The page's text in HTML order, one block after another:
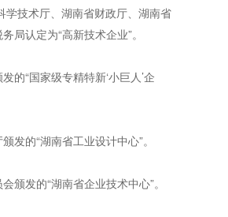
科学技术厅、湖南省财政厅、湖南省
定为“高新技术企业”。
的“国家级专精特新‘小巨人’企
发的“湖南省工业设计中心”。
颁发的“湖南省企业技术中心”。